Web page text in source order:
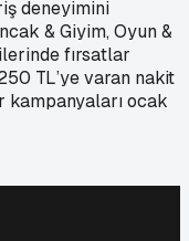
deneyimini
& Giyim, Oyun &
fırsatlar
TL’ye varan nakit
kampanyaları ocak